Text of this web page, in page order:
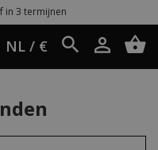
in 3 termijnen
NL / €